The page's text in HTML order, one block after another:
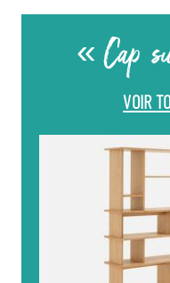
« Cap
VOIR